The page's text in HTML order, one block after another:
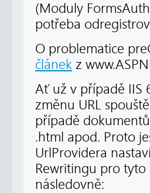
(Moduly
potřeba
O problematice
článek z
Ať už v případě IIS
změnu URL
případě dokumentů
.html apod. Proto
UrlProvidera
Rewritingu pro tyto
následovně: